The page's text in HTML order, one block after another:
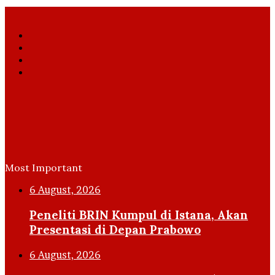
Most Important
6 August, 2026
Peneliti BRIN Kumpul di Istana, Akan
Presentasi di Depan Prabowo
6 August, 2026